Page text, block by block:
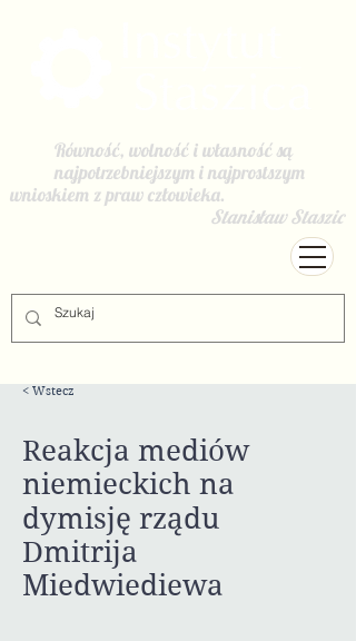
Równość, wolność i własność są
najpotrzebniejszym i najprostszym
wnioskiem z praw człowieka.
Stanisław Staszic
< Wstecz
Reakcja mediów
niemieckich na
dymisję rządu
Dmitrija
Miedwiediewa